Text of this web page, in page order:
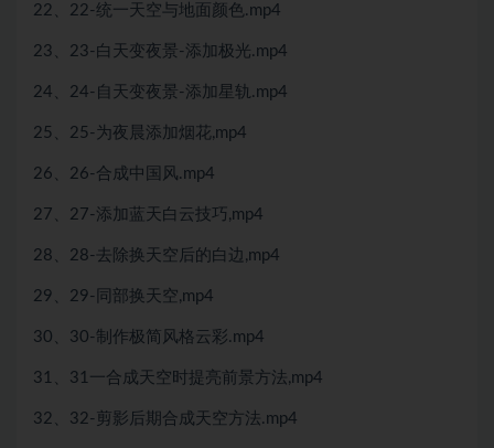
22、22-统一天空与地面颜色.mp4
23、23-白天变夜景-添加极光.mp4
24、24-自天变夜景-添加星轨.mp4
25、25-为夜晨添加烟花,mp4
26、26-合成中国风.mp4
27、27-添加蓝天白云技巧,mp4
28、28-去除换天空后的白边,mp4
29、29-同部换天空,mp4
30、30-制作极简风格云彩.mp4
31、31一合成天空时提亮前景方法,mp4
32、32-剪影后期合成天空方法.mp4